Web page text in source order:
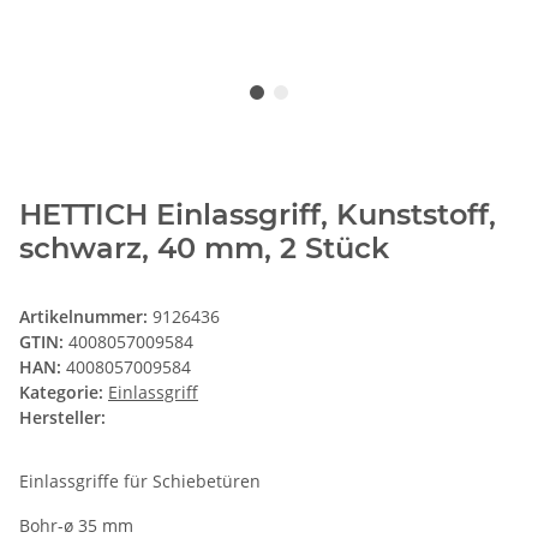
HETTICH Einlassgriff, Kunststoff,
schwarz, 40 mm, 2 Stück
Artikelnummer: 9126436
GTIN: 4008057009584
HAN: 4008057009584
Kategorie: Einlassgriff
Hersteller:
Einlassgriffe für Schiebetüren
Bohr-ø 35 mm